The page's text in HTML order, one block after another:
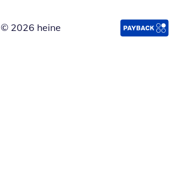
© 2026 heine